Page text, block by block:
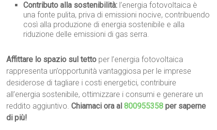
Contributo alla sostenibilità: l’energia fotovoltaica è
una fonte pulita, priva di emissioni nocive, contribuendo
così alla produzione di energia sostenibile e alla
riduzione delle emissioni di gas serra.
Affittare lo spazio sul tetto per l’energia fotovoltaica
rappresenta un’opportunità vantaggiosa per le imprese
desiderose di tagliare i costi energetici, contribuire
all’energia sostenibile, ottimizzare i consumi e generare un
reddito aggiuntivo.Chiamaci ora al800955358 per saperne
di più!